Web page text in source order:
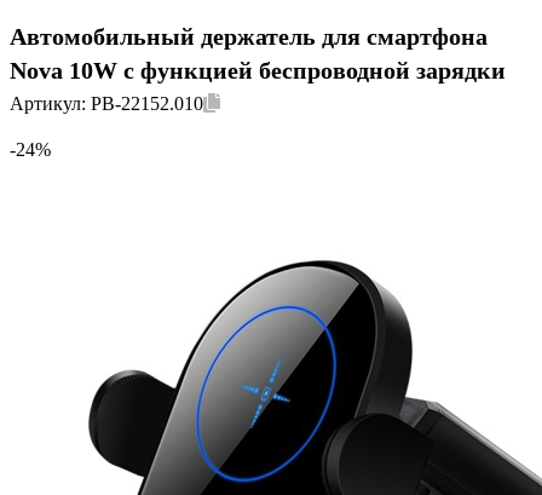
Автомобильный держатель для смартфона
Nova 10W с функцией беспроводной зарядки
Артикул: PB-22152.010
-24%